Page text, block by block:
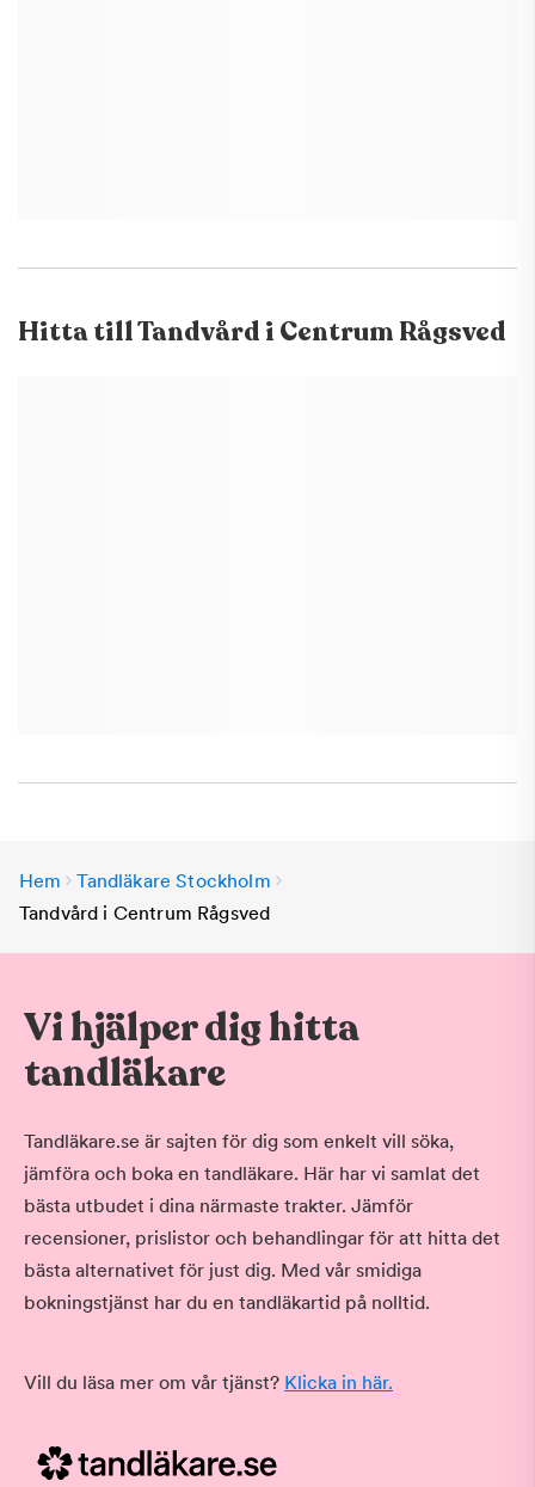
Hitta tillTandvård i Centrum Rågsved
Hem
Tandläkare Stockholm
Tandvård i Centrum Rågsved
Vi hjälper dig hitta
tandläkare
Tandläkare.se är sajten för dig som enkelt vill söka,
jämföra och boka en tandläkare. Här har vi samlat det
bästa utbudet i dina närmaste trakter. Jämför
recensioner, prislistor och behandlingar för att hitta det
bästa alternativet för just dig. Med vår smidiga
bokningstjänst har du en tandläkartid på nolltid.
Vill du läsa mer om vår tjänst? Klicka in här.